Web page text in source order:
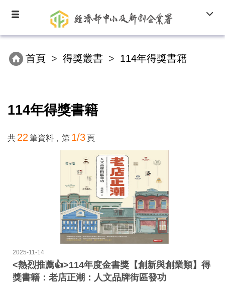
要
Toggle
首頁 得獎叢書 114年得獎書籍
114年得獎書籍
共 22 筆資料，第 1/3 頁
2025-11-14
<熱烈推薦👍>114年度金書獎【創新與創業類】得
獎書籍：老店正潮：人文品牌街區發功